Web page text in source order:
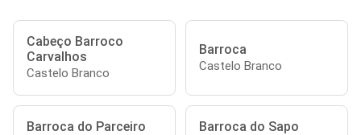
Cabeço Barroco
Carvalhos
Castelo Branco
Barroca
Castelo Branco
Barroca do Parceiro Barroca do Sapo